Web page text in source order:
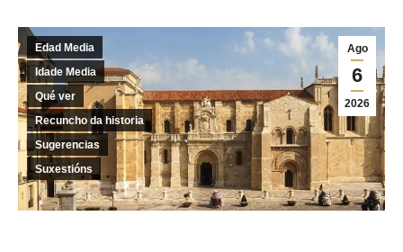
Ago
6
2026
Edad Media
Idade Media
Qué ver
Recuncho da historia
Sugerencias
Suxestións